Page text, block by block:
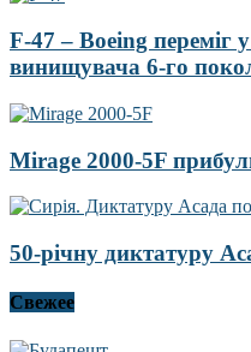
F-47 – Boeing переміг
винищувача 6-го
Mirage 2000-5F
50-річну диктатуру
Свежее